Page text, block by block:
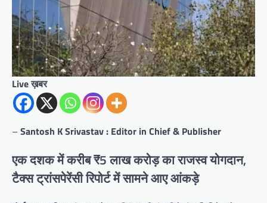
Live ख़बर
– Santosh K Srivastav : Editor in Chief & Publisher
एक दशक में करीब ₹5 लाख करोड़ का राजस्व योगदान,
टैक्स ट्रांसपेरेंसी रिपोर्ट में सामने आए आंकड़े